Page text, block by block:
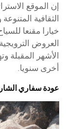
إن الموقع
الثقافية
خيارا مقنعا
العروض
أخرى سنويا.
عودة سفاري الشارقة في